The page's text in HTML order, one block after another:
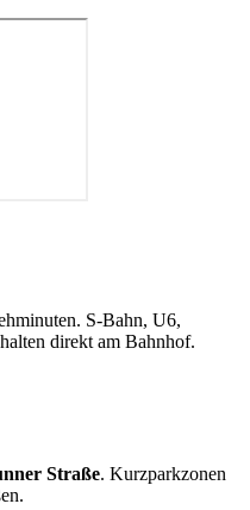
S-Bahn, U6,
direkt am Bahnhof.
Straße. Kurzparkzonen